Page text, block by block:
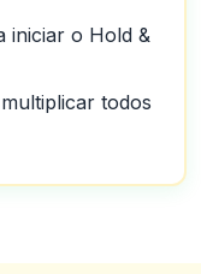
iniciar o Hold &
todos